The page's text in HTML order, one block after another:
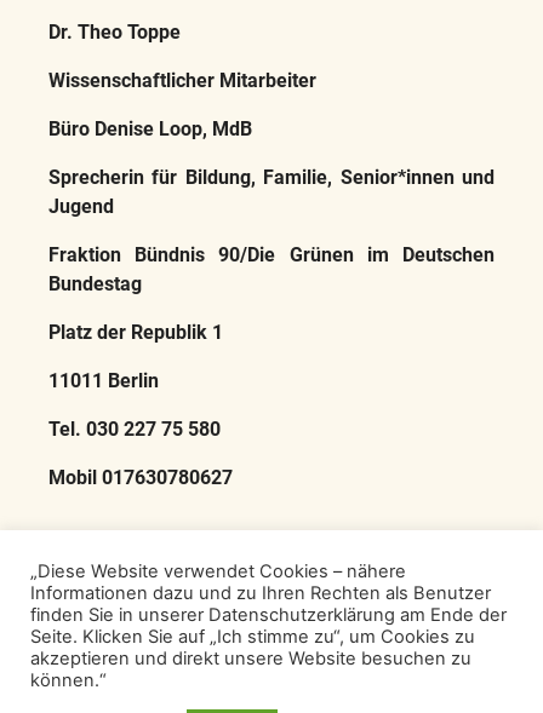
Dr. Theo Toppe
Wissenschaftlicher Mitarbeiter
Büro Denise Loop, MdB
Sprecherin für Bildung, Familie, Senior*innen und
Jugend
Fraktion Bündnis 90/Die Grünen im Deutschen
Bundestag
Platz der Republik 1
11011 Berlin
Tel. 030 227 75 580
Mobil 017630780627
Impressum
Datenschutzerklärung
Spenden
VCP-Shop
Besuche
„Diese Website verwendet Cookies – nähere
Informationen dazu und zu Ihren Rechten als Benutzer
finden Sie in unserer Datenschutzerklärung am Ende der
Seite. Klicken Sie auf „Ich stimme zu“, um Cookies zu
akzeptieren und direkt unsere Website besuchen zu
können.“